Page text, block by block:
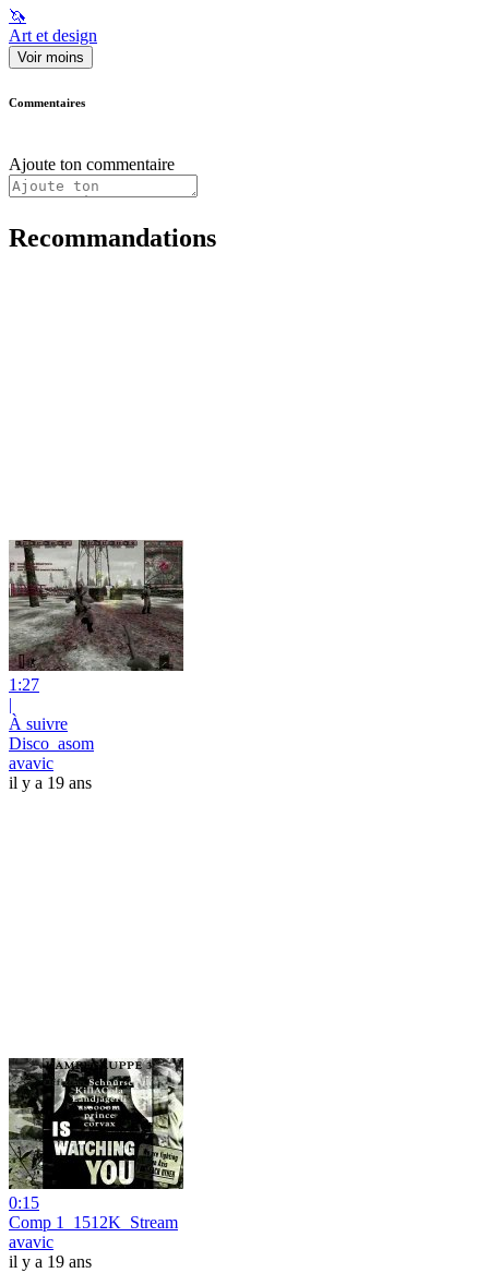
🦄
Art et design
Voir moins
Commentaires
Ajoute ton commentaire
Recommandations
1:27
|
À suivre
Disco_asom
avavic
il y a 19 ans
0:15
Comp 1_1512K_Stream
avavic
il y a 19 ans